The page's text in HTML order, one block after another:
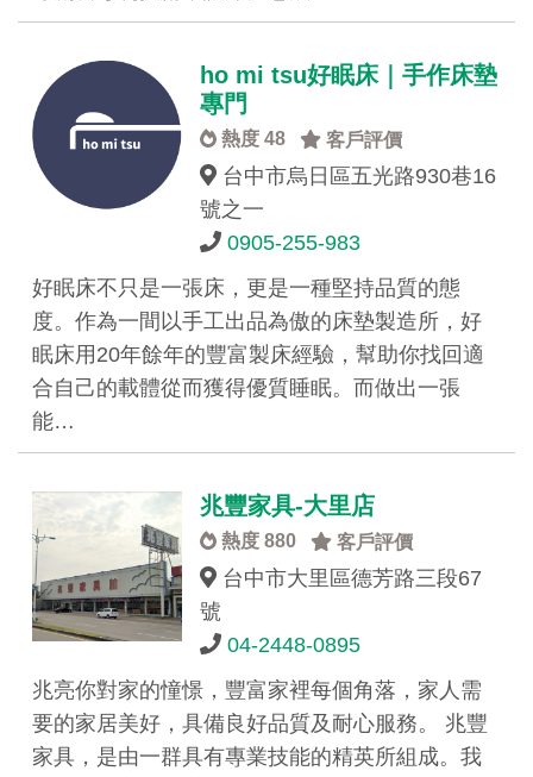
ho mi tsu好眠床｜手作床墊
專門
熱度 48 客戶評價
台中市烏日區五光路930巷16
號之一
0905-255-983
好眠床不只是一張床，更是一種堅持品質的態
度。作為一間以手工出品為傲的床墊製造所，好
眠床用20年餘年的豐富製床經驗，幫助你找回適
合自己的載體從而獲得優質睡眠。而做出一張
能…
兆豐家具-大里店
熱度 880 客戶評價
台中市大里區德芳路三段67
號
04-2448-0895
兆亮你對家的憧憬，豐富家裡每個角落，家人需
要的家居美好，具備良好品質及耐心服務。 兆豐
家具，是由一群具有專業技能的精英所組成。我